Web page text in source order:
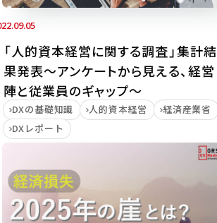
「人的資本経営に関する調査」集計結
果発表～アンケートから見える、経営
陣と従業員のギャップ～
DXの基礎知識 人的資本経営
経済産業省
DXレポート